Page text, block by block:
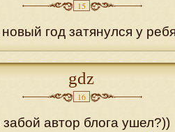
15
год затянулся у
gdz
16
забой автор блога ушел?))